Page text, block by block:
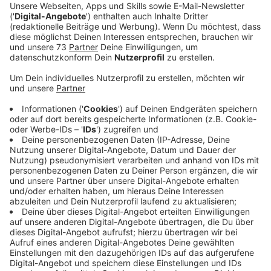
Veröffentlicht:Donnerstag, 13.02.2025 14:45
Anzeige
Andere Münsterlandkreise stärker betroffen
Anzeige
Bis etwa 10 Uhr fallen eine ganze Reihe von Fahrten
der RVM aus. Betroffen sind unter anderem die Linien
S70/71, X80 und R76. In den Nachbarkreisen Coesfeld,
Steinfurt und Warendorf wird die RVM nach eigenen
Angaben den ganzen Tag bestreikt. Fahrten und Linien,
die im Auftrag der RVM von anderen Busunternehmen
durchgeführt werden, sind nicht betroffen und fahren
voraussichtlich planmäßig.